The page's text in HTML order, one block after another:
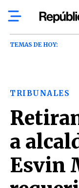
TEMAS DE HOY:
TRIBUNALES
a
Esvin